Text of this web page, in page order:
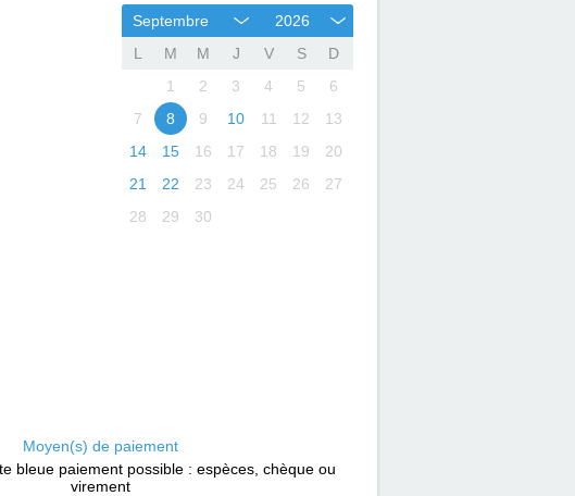
Septembre
2026
L
M M J V S
D
1
2 3 4 5
6
7
8 9 10 11 12
13
14
15 16 17 18 19
20
21
22 23 24 25 26
27
28
29 30
Moyen(s) de paiement
bleue paiement possible : espèces, chèque ou
virement